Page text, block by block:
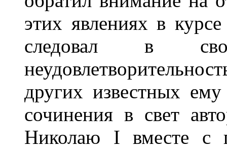
этих явлениях в
следовал в
других известных
сочинения в свет
Николаю I вместе с